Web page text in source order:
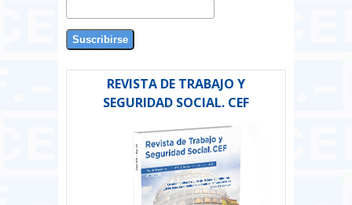
REVISTA DE TRABAJO Y
SEGURIDAD SOCIAL. CEF